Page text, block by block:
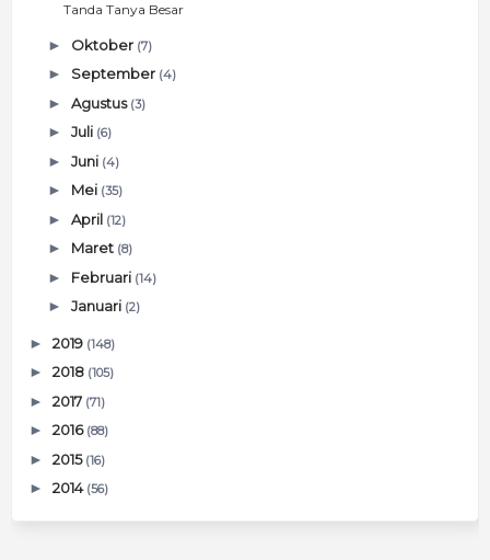
Tanda Tanya Besar
► Oktober (7)
► September (4)
► Agustus (3)
► Juli (6)
► Juni (4)
► Mei (35)
► April (12)
► Maret (8)
► Februari (14)
► Januari (2)
► 2019 (148)
► 2018 (105)
► 2017 (71)
► 2016 (88)
► 2015 (16)
► 2014 (56)